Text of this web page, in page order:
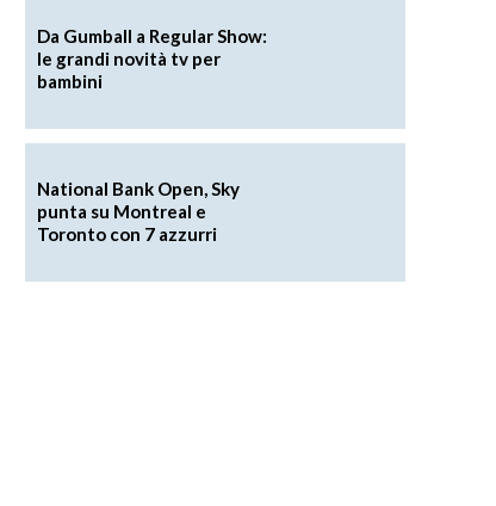
Da Gumball a Regular Show:
le grandi novità tv per
bambini
National Bank Open, Sky
punta su Montreal e
Toronto con 7 azzurri